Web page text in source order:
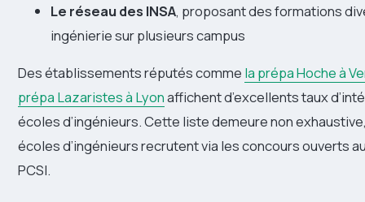
Le réseau des INSA, proposant des formations
ingénierie sur plusieurs campus
Des établissements réputés comme la prépa Hoche à
prépa Lazaristes à Lyonaffichent d’excellents taux
écoles d’ingénieurs. Cette liste demeure non
écoles d’ingénieurs recrutent via les concours ouverts
PCSI.